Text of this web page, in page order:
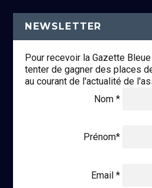
NEWSLETTER
Pour recevoir la Gazette
tenter de gagner des places
au courant de l'actualité de
Nom *
Prénom*
Email *